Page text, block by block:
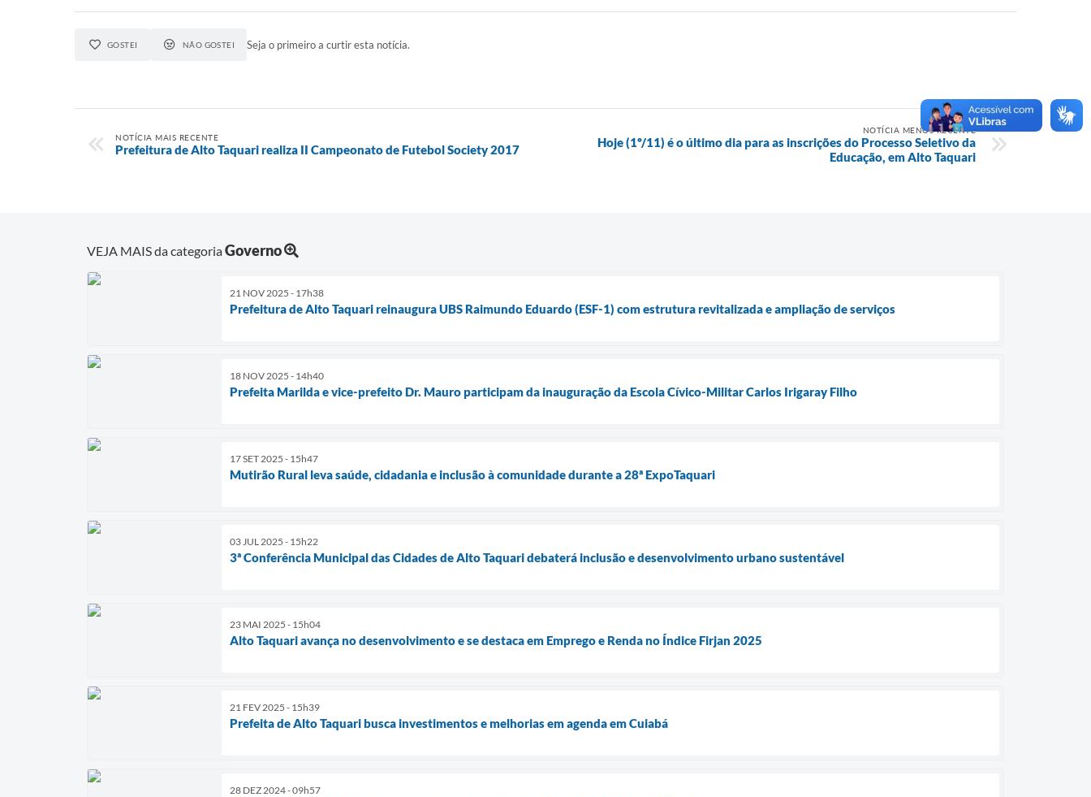
GOSTEI NÃO GOSTEI Seja o primeiro a curtir esta notícia.
NOTÍCIA MAIS RECENTE
Prefeitura de Alto Taquari realiza II Campeonato de Futebol Society 2017
NOTÍCIA MENOS RECENTE
Hoje (1º/11) é o último dia para as inscrições do Processo Seletivo da
Educação, em Alto Taquari
VEJA MAIS da categoriaGoverno
21 NOV 2025 - 17h38
Prefeitura de Alto Taquari reinaugura UBS Raimundo Eduardo (ESF-1) com estrutura revitalizada e ampliação de serviços
18 NOV 2025 - 14h40
Prefeita Marilda e vice-prefeito Dr. Mauro participam da inauguração da Escola Cívico-Militar Carlos Irigaray Filho
17 SET 2025 - 15h47
Mutirão Rural leva saúde, cidadania e inclusão à comunidade durante a 28ª ExpoTaquari
03 JUL 2025 - 15h22
3ª Conferência Municipal das Cidades de Alto Taquari debaterá inclusão e desenvolvimento urbano sustentável
23 MAI 2025 - 15h04
Alto Taquari avança no desenvolvimento e se destaca em Emprego e Renda no Índice Firjan 2025
21 FEV 2025 - 15h39
Prefeita de Alto Taquari busca investimentos e melhorias em agenda em Cuiabá
28 DEZ 2024 - 09h57